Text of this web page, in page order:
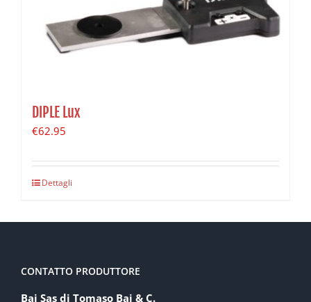
DIPLE Lux
€62.95
Dettagli
CONTATTO PRODUTTORE
Baj Sas di Tomaso Baj & C.